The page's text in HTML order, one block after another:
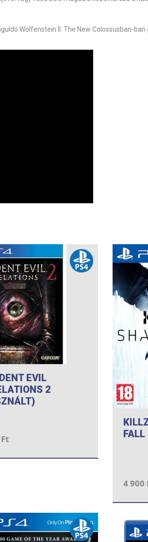
Wolfenstein II: The New Colossusban-
EVIL
2
4 900